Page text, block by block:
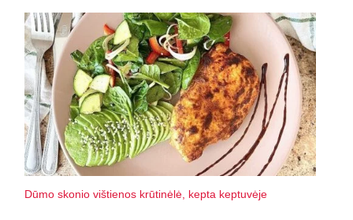
Dūmo skonio vištienos krūtinėlė, kepta keptuvėje